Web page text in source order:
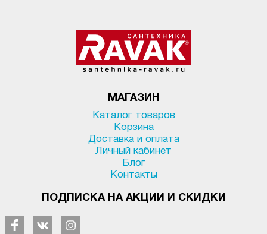
МАГАЗИН
Каталог товаров
Корзина
Доставка и оплата
Личный кабинет
Блог
Контакты
ПОДПИСКА НА АКЦИИ И СКИДКИ